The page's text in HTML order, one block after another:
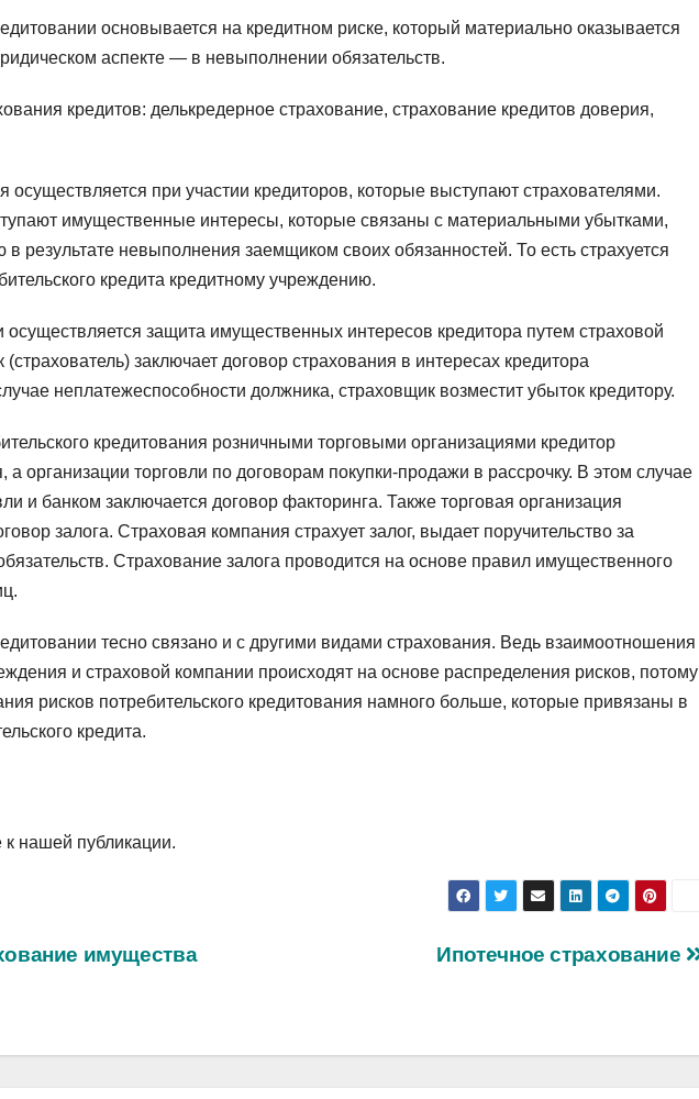
основывается на кредитном риске, который материально оказывается
аспекте — в невыполнении обязательств.
кредитов: делькредерное страхование, страхование кредитов доверия,
осуществляется при участии кредиторов, которые выступают страхователями.
имущественные интересы, которые связаны с материальными убытками,
результате невыполнения заемщиком своих обязанностей. То есть страхуется
кредита кредитному учреждению.
защита имущественных интересов кредитора путем страховой
заключает договор страхования в интересах кредитора
неплатежеспособности должника, страховщик возместит убыток кредитору.
кредитования розничными торговыми организациями кредитор
а организации торговли по договорам покупки-продажи в рассрочку. В этом случае
и банком заключается договор факторинга. Также торговая организация
залога. Страховая компания страхует залог, выдает поручительство за
Страхование залога проводится на основе правил имущественного
тесно связано и с другими видами страхования. Ведь взаимоотношения
и страховой компании происходят на основе распределения рисков, потому
рисков потребительского кредитования намного больше, которые привязаны в
кредита.
нашей публикации.
Ипотечное страхование
имущества